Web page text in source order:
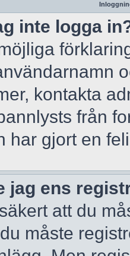
inte logga
kontakta
från
har gjort en
jag ens
att du
måste